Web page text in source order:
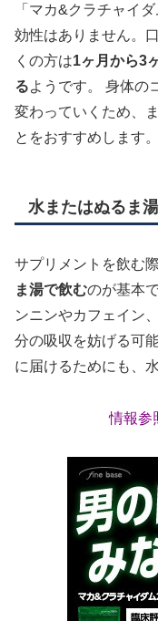
「マカ&クラチャイ
効性はありません。
くの方は1ヶ月から3
るようです。 身体の
変わっていくため、
とをおすすめします。
水またはぬるま
サプリメントを飲む際
ま湯で飲むのが基本
ンニンやカフェイン
分の吸収を妨げる可
に届けるためにも、
情報参